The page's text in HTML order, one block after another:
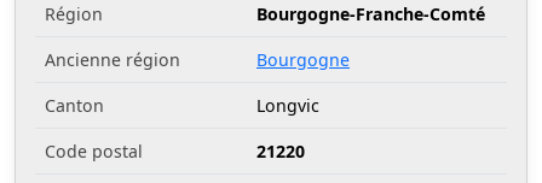
Région
Bourgogne-Franche-Comté
Ancienne région
Bourgogne
Canton
Longvic
Code postal
21220